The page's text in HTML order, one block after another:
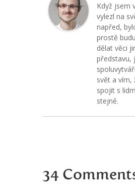
Když jsem
vylezl na
napřed,
prostě
dělat věci
představu,
svět a vím,
spojit s
stejně.
34